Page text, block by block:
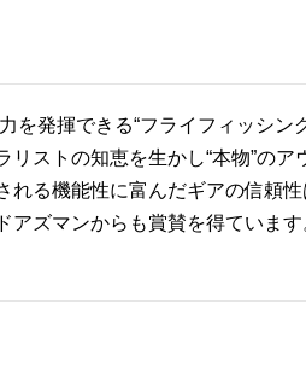
を発揮できる“フライフィッシ
ストの知恵を生かし“本物”の
れる機能性に富んだギアの信頼
ズマンからも賞賛を得ています